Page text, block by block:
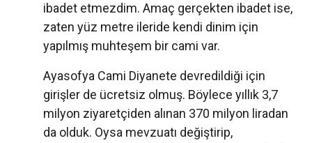
ibadet etmezdim. Amaç gerçekten ibadet ise,
zaten yüz metre ileride kendi dinim için
yapılmış muhteşem bir cami var.
Ayasofya Cami Diyanete devredildiği için
girişler de ücretsiz olmuş. Böylece yıllık 3,7
milyon ziyaretçiden alınan 370 milyon liradan
da olduk. Oysa mevzuatı değiştirip,